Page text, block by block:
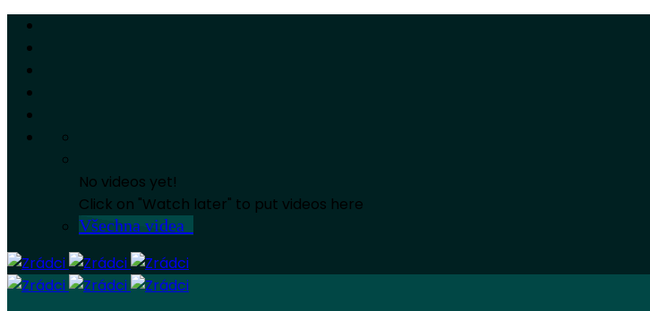
No videos yet!
Click on "Watch later" to put videos here
Všechna videa